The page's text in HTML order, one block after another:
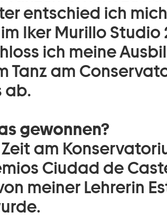
entschied ich
Iker Murillo Studio
ich meine
Tanz am
ab.
gewonnen?
am
Ciudad de
meiner Lehrerin